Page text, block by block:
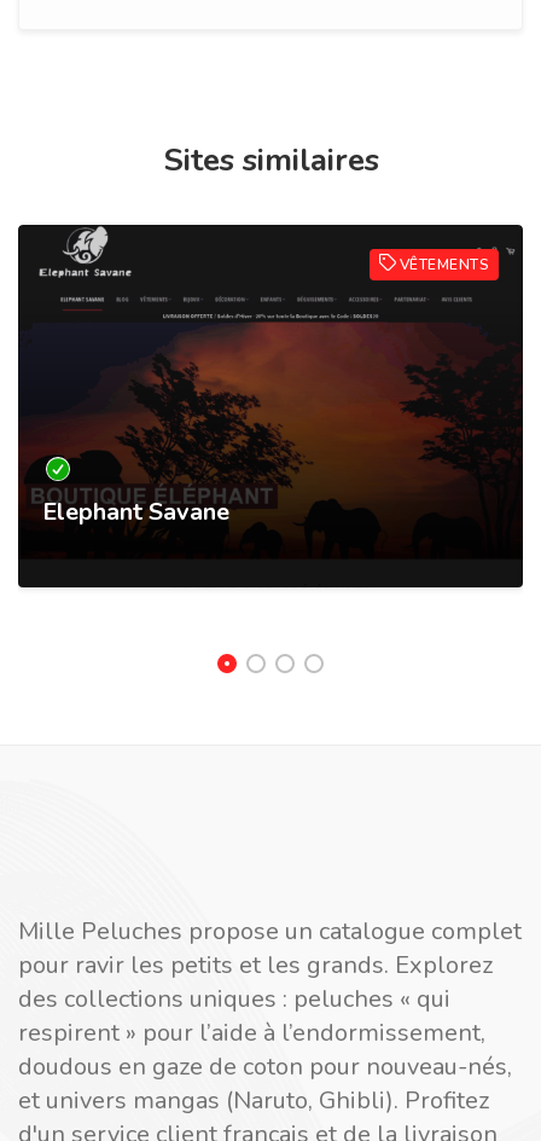
Sites similaires
VÊTEMENTS
Elephant Savane
Mille Peluches propose un catalogue complet
pour ravir les petits et les grands. Explorez
des collections uniques : peluches « qui
respirent » pour l’aide à l’endormissement,
doudous en gaze de coton pour nouveau-nés,
et univers mangas (Naruto, Ghibli). Profitez
d'un service client français et de la livraison